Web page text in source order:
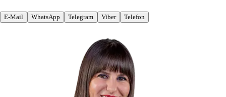
E-Mail WhatsApp Telegram Viber Telefon